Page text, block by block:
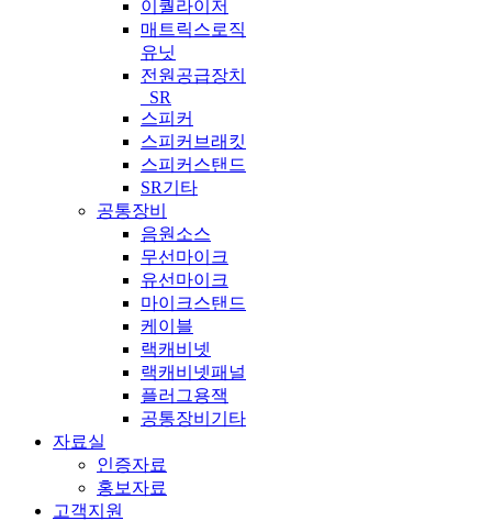
이퀄라이저
매트릭스로직
유닛
전원공급장치
_SR
스피커
스피커브래킷
스피커스탠드
SR기타
공통장비
음원소스
무선마이크
유선마이크
마이크스탠드
케이블
랙캐비넷
랙캐비넷패널
플러그용잭
공통장비기타
자료실
인증자료
홍보자료
고객지원